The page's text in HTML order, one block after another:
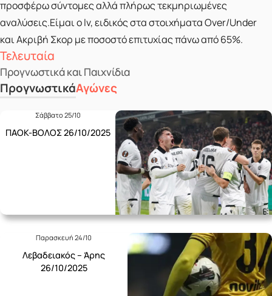
Τελευταία
Προγνωστικά και Παιχνίδια
ΠρογνωστικάΑγώνες
Σάββατο 25/10
ΠΑΟΚ-ΒΟΛΟΣ 26/10/2025
Παρασκευή 24/10
Λεβαδειακός – Άρης
26/10/2025
προσφέρω σύντομες αλλά πλήρως τεκμηριωμένες
αναλύσεις.Είμαι ο lv, ειδικός στα στοιχήματα Over/Under
και Ακριβή Σκορ με ποσοστό επιτυχίας πάνω από 65%.